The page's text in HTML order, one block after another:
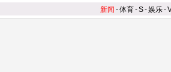
新闻 -体育-S-娱乐-